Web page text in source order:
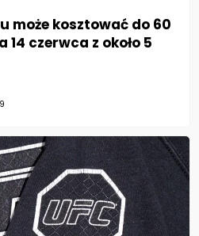
może kosztować do 60
czerwca z około 5